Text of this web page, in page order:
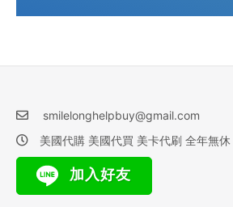
smilelonghelpbuy@gmail.com
美國代購 美國代買 美卡代刷 全年無休
加入好友